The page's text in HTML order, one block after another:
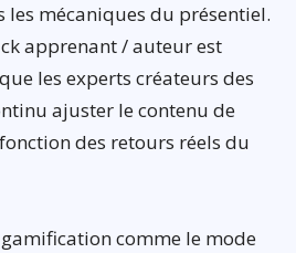
mécaniques du présentiel.
apprenant / auteur est
les experts créateurs des
ajuster le contenu de
des retours réels du
comme le mode